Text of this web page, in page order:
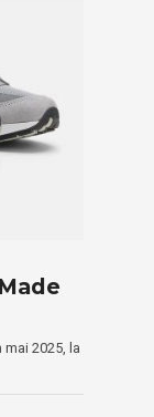
mai 2025, la